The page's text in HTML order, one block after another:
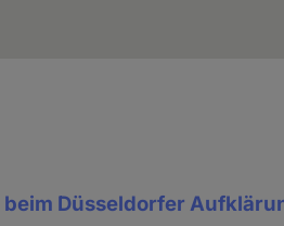
Düsseldorfer